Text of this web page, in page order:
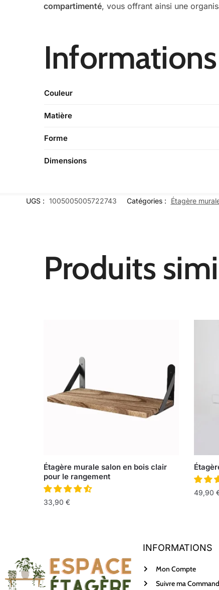
compartimenté, vous offrant ainsi une
Couleur
Matière
Forme
Dimensions
UGS : 1005005005722743 Catégories : Étagère
Produits
Étagère murale salon en bois clair
pour le rangement
33,90€
49,90
INFORMATIONS
Mon Compte
Suivre ma